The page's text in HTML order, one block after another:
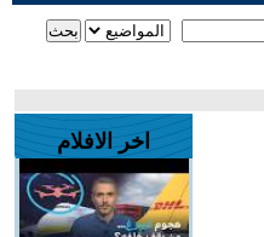
اخر الافلام